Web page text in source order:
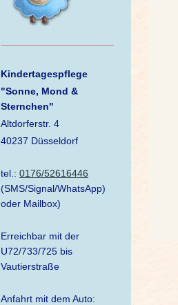
Kindertagespflege
"Sonne, Mond &
Sternchen"
Altdorferstr. 4
40237 Düsseldorf
tel.: 0176/52616446
(SMS/Signal/WhatsApp)
oder Mailbox)
Erreichbar mit der
U72/733/725 bis
Vautierstraße
Anfahrt mit dem Auto: